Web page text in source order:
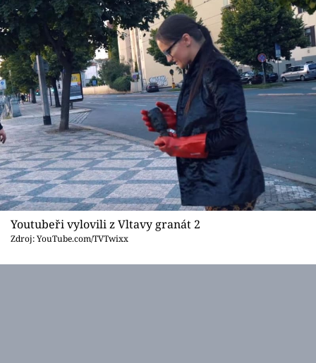
Videa
Sledujte prima+
Přihlášení
Sledujte nás
Youtubeři vylovili z Vltavy granát 2
Zdroj: YouTube.com/TVTwixx